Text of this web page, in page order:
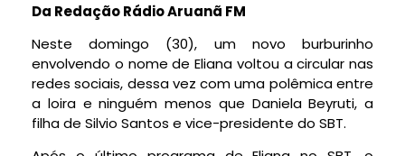
Da Redação Rádio Aruanã FM
Neste domingo (30), um novo burburinho
envolvendo o nome de Eliana voltou a circular nas
redes sociais, dessa vez com uma polêmica entre
a loira e ninguém menos que Daniela Beyruti, a
filha de Silvio Santos e vice-presidente do SBT.